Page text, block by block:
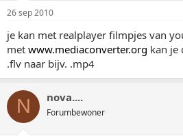
26 sep 2010
je kan met realplayer filmpjes van
met www.mediaconverter.org kan je
.flv naar bijv. .mp4
N nova....
Forumbewoner